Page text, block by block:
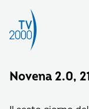
Novena 2.0,